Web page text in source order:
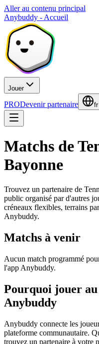
Aller au contenu principal
Anybuddy - Accueil
Jouer
PRODevenir partenaire fr
Matchs de
Bayonne
Trouvez un partenaire de
public organisé par d'autres
créneaux flexibles, terrains
Anybuddy.
Matchs à venir
Aucun match programmé
l'app Anybuddy.
Pourquoi jouer au
Anybuddy
Anybuddy connecte les
plateforme communautaire.
trouvez un partenaire à votre